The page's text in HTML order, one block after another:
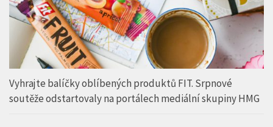
Vyhrajte balíčky oblíbených produktů FIT. Srpnové
soutěže odstartovaly na portálech mediální skupiny HMG